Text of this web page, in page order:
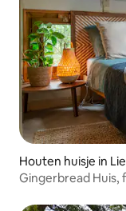
Houten huisje in
Gingerbread Huis,